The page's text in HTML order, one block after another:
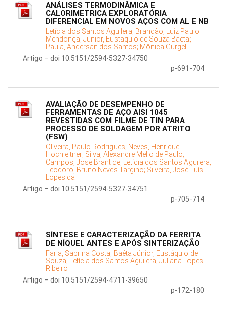
ANÁLISES TERMODINÂMICA E
CALORIMETRICA EXPLORATÓRIA
DIFERENCIAL EM NOVOS AÇOS COM AL E NB
Letícia dos Santos Aguilera; Brandão, Luiz Paulo
Mendonça; Junior, Eustaquio de Souza Baeta;
Paula, Andersan dos Santos; Mônica Gurgel
Artigo – doi 10.5151/2594-5327-34750
p-691-704
AVALIAÇÃO DE DESEMPENHO DE
FERRAMENTAS DE AÇO AISI 1045
REVESTIDAS COM FILME DE TIN PARA
PROCESSO DE SOLDAGEM POR ATRITO
(FSW)
Oliveira, Paulo Rodrigues; Neves, Henrique
Hochleitner; Silva, Alexandre Mello de Paulo;
Campos, José Brant de; Letícia dos Santos Aguilera;
Teodoro, Bruno Neves Targino; Silveira, José Luís
Lopes da
Artigo – doi 10.5151/2594-5327-34751
p-705-714
SÍNTESE E CARACTERIZAÇÃO DA FERRITA
DE NÍQUEL ANTES E APÓS SINTERIZAÇÃO
Faria, Sabrina Costa; Baêta Júnior, Eustáquio de
Souza; Letícia dos Santos Aguilera; Juliana Lopes
Ribeiro
Artigo – doi 10.5151/2594-4711-39650
p-172-180